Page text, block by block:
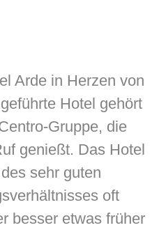
Arde in Herzen von
Hotel gehört
Gruppe, die
genießt. Das Hotel
sehr guten
oft
besser etwas früher